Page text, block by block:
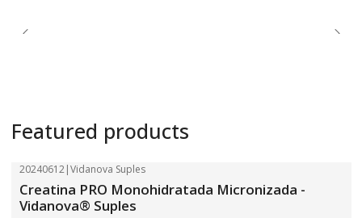
Featured products
-18% OFF
20240612|Vidanova Suples
Creatina PRO Monohidratada Micronizada -
Vidanova® Suples